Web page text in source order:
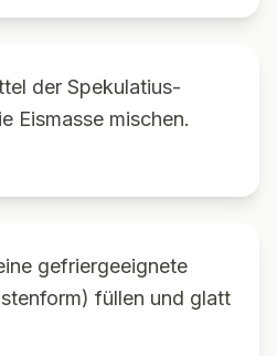
der Spekulatius-
Eismasse mischen.
gefriergeeignete
füllen und glatt